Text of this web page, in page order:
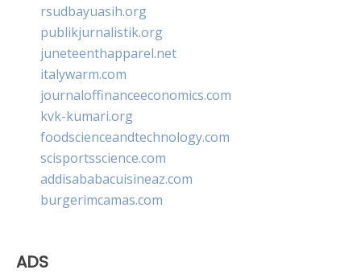
rsudbayuasih.org
publikjurnalistik.org
juneteenthapparel.net
italywarm.com
journaloffinanceeconomics.com
kvk-kumari.org
foodscienceandtechnology.com
scisportsscience.com
addisababacuisineaz.com
burgerimcamas.com
ADS